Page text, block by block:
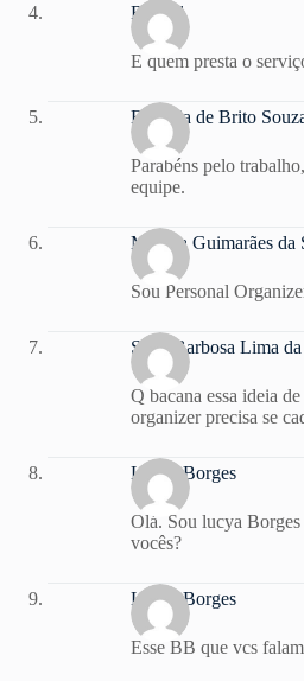
Raquel
E quem presta o
Edicleia de Brito
Parabéns pelo
equipe.
Mônica Guimarães da
Sou Personal
Sueli Barbosa Lima
Q bacana essa ideia
organizer precisa se
Lucya Borges
Olá. Sou lucya
vocês?
Lucya Borges
Esse BB que vcs